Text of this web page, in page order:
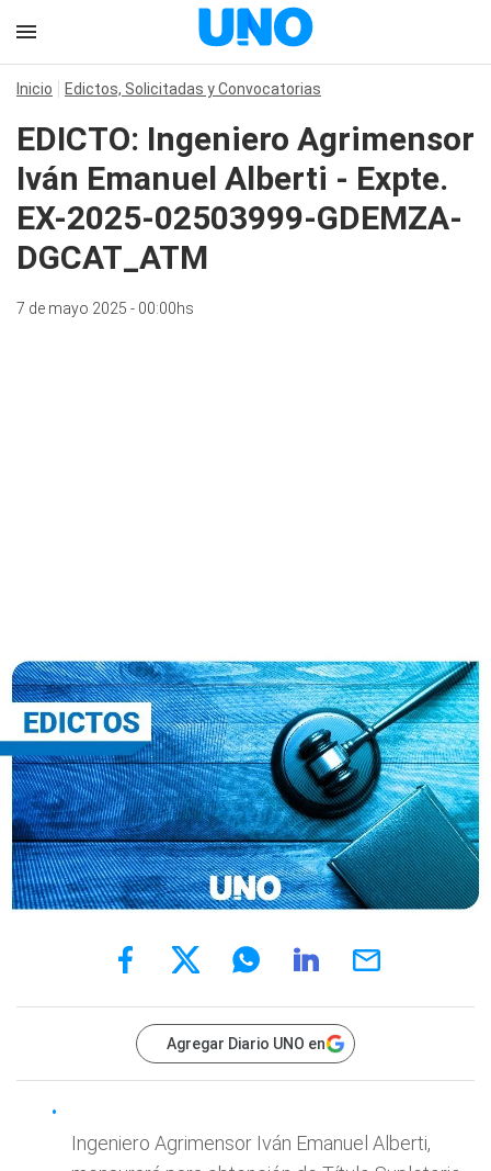
Inicio Edictos, Solicitadas y Convocatorias
EDICTO: Ingeniero Agrimensor
Iván Emanuel Alberti - Expte.
EX-2025-02503999-GDEMZA-
DGCAT_ATM
7 de mayo 2025 - 00:00hs
Agregar Diario UNO en
Ingeniero Agrimensor Iván Emanuel Alberti,